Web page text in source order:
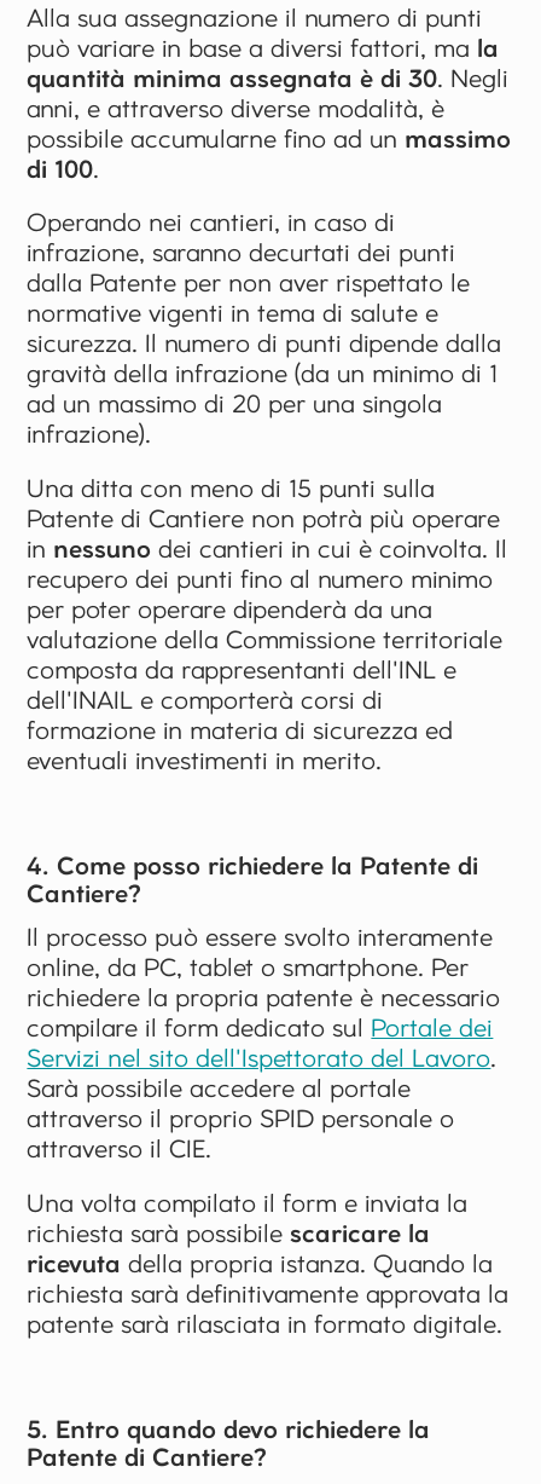
Alla sua assegnazione il numero di punti
può variare in base a diversi fattori, ma la
quantità minima assegnata è di 30. Negli
anni, e attraverso diverse modalità, è
possibile accumularne fino ad un massimo
di 100.
Operando nei cantieri, in caso di
infrazione, saranno decurtati dei punti
dalla Patente per non aver rispettato le
normative vigenti in tema di salute e
sicurezza. Il numero di punti dipende dalla
gravità della infrazione (da un minimo di 1
ad un massimo di 20 per una singola
infrazione).
Una ditta con meno di 15 punti sulla
Patente di Cantiere non potrà più operare
in nessuno dei cantieri in cui è coinvolta. Il
recupero dei punti fino al numero minimo
per poter operare dipenderà da una
valutazione della Commissione territoriale
composta da rappresentanti dell'INL e
dell'INAIL e comporterà corsi di
formazione in materia di sicurezza ed
eventuali investimenti in merito.
4. Come posso richiedere la Patente di
Cantiere?
Il processo può essere svolto interamente
online, da PC, tablet o smartphone. Per
richiedere la propria patente è necessario
compilare il form dedicato sul Portale dei
Servizi nel sito dell'Ispettorato del Lavoro.
Sarà possibile accedere al portale
attraverso il proprio SPID personale o
attraverso il CIE.
Una volta compilato il form e inviata la
richiesta sarà possibilescaricare la
ricevuta della propria istanza. Quando la
richiesta sarà definitivamente approvata la
patente sarà rilasciata in formato digitale.
5. Entro quando devo richiedere la
Patente di Cantiere?